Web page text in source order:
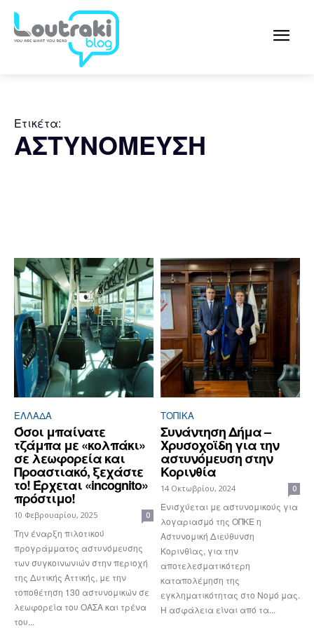
Ετικέτα:
ΑΣΤΥΝΟΜΕΥΣΗ
ΕΛΛΆΔΑ
Όσοι μπαίνατε
τζάμπα με «κολπάκι»
σε λεωφορεία και
Προαστιακό, ξεχάστε
το! Έρχεται «incognito»
πρόστιμο!
10 Φεβρουαρίου, 2025 0
Την έναρξη πιλοτικού
προγράμματος αστυνόμευσης
των συγκοινωνιών στην περιοχή
της Δυτικής Αττικής, με την
τοποθέτηση 130 αστυνομικών σε
λεωφορεία του ΟΑΣΑ και τρένα
του...
ΤΟΠΙΚΑ
Συνάντηση Δήμα –
Χρυσοχοϊδη για την
αστυνόμευση στην
Κορινθία
14 Οκτωβρίου, 2024 0
Ενισχύεται με αστυνομικούς για
λογαριασμό της ΟΠΚΕ η
Αστυνομική Διεύθυνση
Κορινθίας, για την
αποτελεσματικότερη
καταπολέμηση της
εγκληματικότητας στο Νομό μας.
Η ασφάλεια είναι από τα...